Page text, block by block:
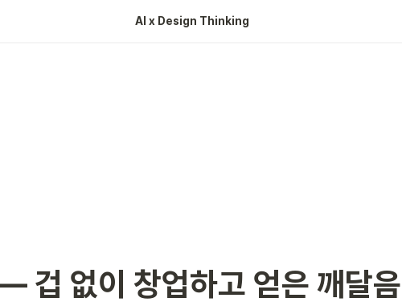
AI x Design Thinking
겁 없이 창업하고 얻은 깨달음